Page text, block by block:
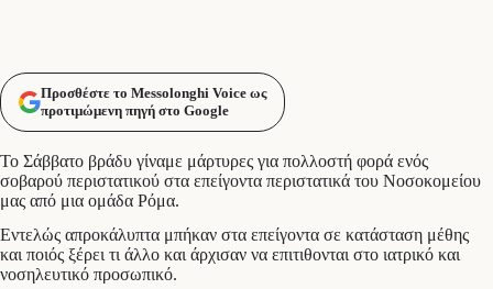
Προσθέστε το Messolonghi Voice ως
προτιμώμενη πηγή στο Google
Το Σάββατο βράδυ γίναμε μάρτυρες για πολλοστή φορά ενός
σοβαρού περιστατικού στα επείγοντα περιστατικά του Νοσοκομείου
μας από μια ομάδα Ρόμα.
Εντελώς απροκάλυπτα μπήκαν στα επείγοντα σε κατάσταση μέθης
και ποιός ξέρει τι άλλο και άρχισαν να επιτιθονται στο ιατρικό και
νοσηλευτικό προσωπικό.